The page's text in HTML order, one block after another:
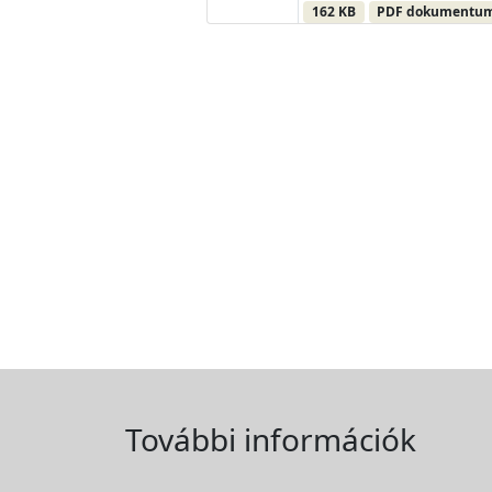
162 KB PDF
További információk